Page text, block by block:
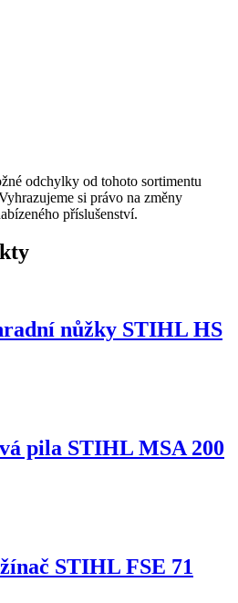
odchylky od tohoto sortimentu
si právo na změny
příslušenství.
nůžky STIHL HS
pila STIHL MSA 200
STIHL FSE 71